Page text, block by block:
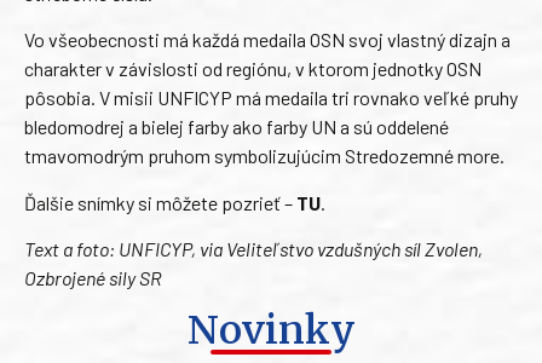
Vo všeobecnosti má každá medaila OSN svoj vlastný dizajn a
charakter v závislosti od regiónu, v ktorom jednotky OSN
pôsobia. V misii UNFICYP má medaila tri rovnako veľké pruhy
bledomodrej a bielej farby ako farby UN a sú oddelené
tmavomodrým pruhom symbolizujúcim Stredozemné more.
Ďalšie snímky si môžete pozrieť – TU
Text a foto: UNFICYP, via Veliteľstvo vzdušných síl Zvolen,
Ozbrojené sily SR
Novinky